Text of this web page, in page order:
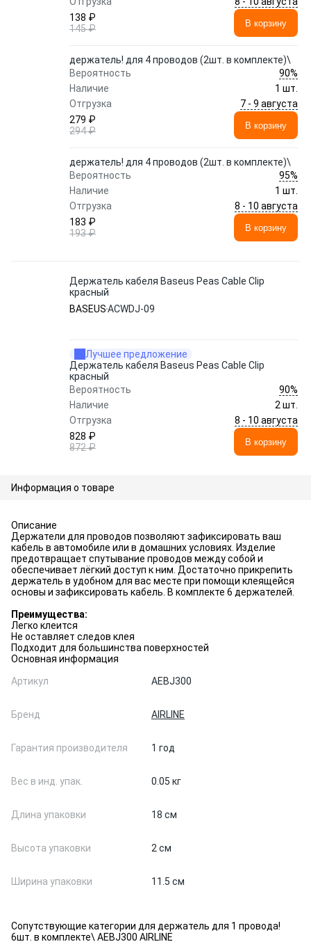
138 ₽
145 ₽
В корзину
держатель! для 4 проводов (2шт. в комплекте)\
Вероятность
90%
Наличие
1 шт.
Отгрузка
7 - 9 августа
279 ₽
294 ₽
В корзину
держатель! для 4 проводов (2шт. в комплекте)\
Вероятность
95%
Наличие
1 шт.
Отгрузка
8 - 10 августа
183 ₽
193 ₽
В корзину
Держатель кабеля Baseus Peas Cable Clip
красный
BASEUSACWDJ-09
Лучшее предложение
Держатель кабеля Baseus Peas Cable Clip
красный
Вероятность
90%
Наличие
2 шт.
Отгрузка
8 - 10 августа
828 ₽
872 ₽
В корзину
Информация о товаре
Описание
Держатели для проводов позволяют зафиксировать ваш
кабель в автомобиле или в домашних условиях. Изделие
предотвращает спутывание проводов между собой и
обеспечивает лёгкий доступ к ним. Достаточно прикрепить
держатель в удобном для вас месте при помощи клеящейся
основы и зафиксировать кабель. В комплекте 6 держателей.
Преимущества:
Легко клеится
Не оставляет следов клея
Подходит для большинства поверхностей
Основная информация
Артикул
AEBJ300
Бренд AIRLINE
Гарантия производителя 1 год
Вес в инд. упак. 0.05 кг
Длина упаковки 18 см
Высота упаковки 2 см
Ширина упаковки 11.5 см
Сопутствующие категории для держатель для 1 провода!
6шт. в комплекте\ AEBJ300 AIRLINE